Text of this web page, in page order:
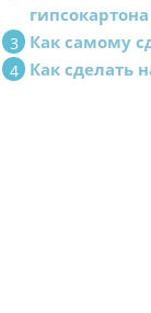
Как самому
Как сделать